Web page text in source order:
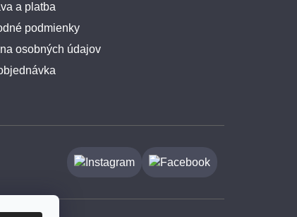
a platba
podmienky
osobných údajov